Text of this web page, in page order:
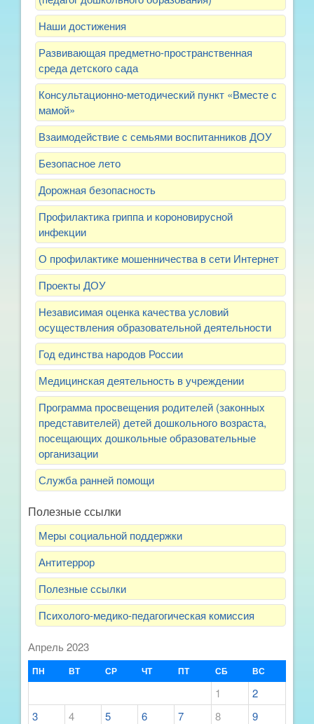
Наши достижения
Развивающая предметно-пространственная
среда детского сада
Консультационно-методический пункт «Вместе с
мамой»
Взаимодействие с семьями воспитанников ДОУ
Безопасное лето
Дорожная безопасность
Профилактика гриппа и короновирусной
инфекции
О профилактике мошенничества в сети Интернет
Проекты ДОУ
Независимая оценка качества условий
осуществления образовательной деятельности
Год единства народов России
Медицинская деятельность в учреждении
Программа просвещения родителей (законных
представителей) детей дошкольного возраста,
посещающих дошкольные образовательные
организации
Служба ранней помощи
Полезные ссылки
Меры социальной поддержки
Антитеррор
Полезные ссылки
Психолого-медико-педагогическая комиссия
Апрель 2023
ПН ВТ СР ЧТ ПТ СБ ВС
1
2
3
4 5 6 7 8
9